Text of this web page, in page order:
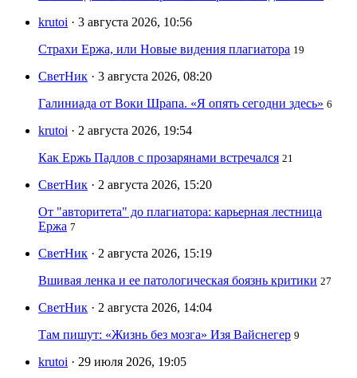
krutoi · 3 августа 2026, 10:56
Страхи Ержа, или Новые видения плагиатора 19
СветНик · 3 августа 2026, 08:20
Галиниада от Воки Шрапа. «Я опять сегодни здесь» 6
krutoi · 2 августа 2026, 19:54
Как Ержь Падлов с прозарянами встречался 21
СветНик · 2 августа 2026, 15:20
От "авторитета" до плагиатора: карьерная лестница
Ержа 7
СветНик · 2 августа 2026, 15:19
Вшивая ленка и ее патологическая боязнь критики 27
СветНик · 2 августа 2026, 14:04
Там пишут: «Жизнь без мозга» Изя Вайснегер 9
krutoi · 29 июля 2026, 19:05